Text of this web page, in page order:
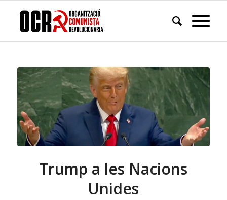
Trump a les Nacions
Unides